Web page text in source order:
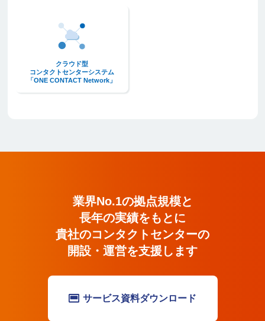
クラウド型コンタクトセンターシステム「ONE CONTACT Network」
クラウド型
コンタクトセンターシステム
「ONE CONTACT Network」
業界No.1の拠点規模と長年の実績
業界No.1の拠点規模と
長年の実績をもとに
貴社のコンタクトセンターの
開設・運営を支援します
サービス資料ダウンロード